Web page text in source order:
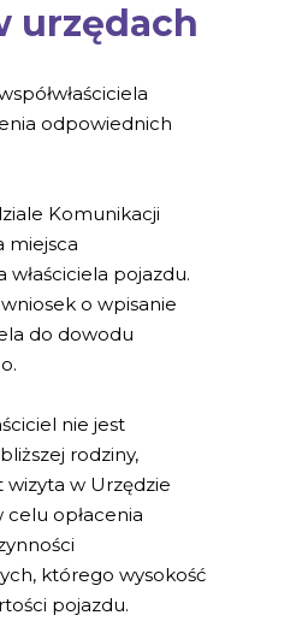
urzędach
odpowiednich
Komunikacji
miejsca
właściciela pojazdu.
wniosek o wpisanie
do dowodu
nie jest
rodziny,
wizyta w Urzędzie
opłacenia
którego wysokość
pojazdu.